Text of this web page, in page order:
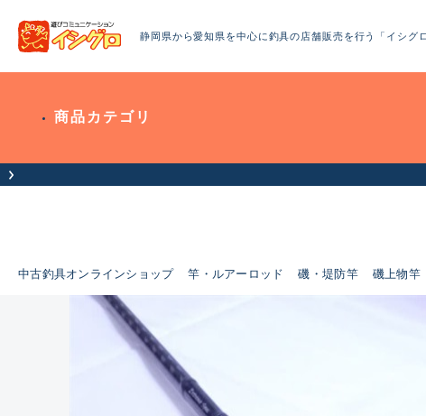
静岡県から愛知県を中心に釣具の店舗販売を行う「イシグ
商品カテゴリ
中古釣具オンラインショップ 竿・ルアーロッド 磯・堤防竿 磯上物竿